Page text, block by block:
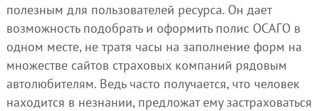
полезным для пользователей ресурса. Он дает
возможность подобрать и оформить полис ОСАГО в
одном месте, не тратя часы на заполнение форм на
множестве сайтов страховых компаний рядовым
автолюбителям. Ведь часто получается, что человек
находится в незнании, предложат ему застраховаться